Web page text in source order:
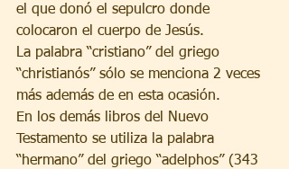
el que donó el sepulcro donde
colocaron el cuerpo de Jesús.
La palabra “cristiano” del griego
“christianós” sólo se menciona 2 veces
más además de en esta ocasión.
En los demás libros del Nuevo
Testamento se utiliza la palabra
“hermano” del griego “adelphos” (343